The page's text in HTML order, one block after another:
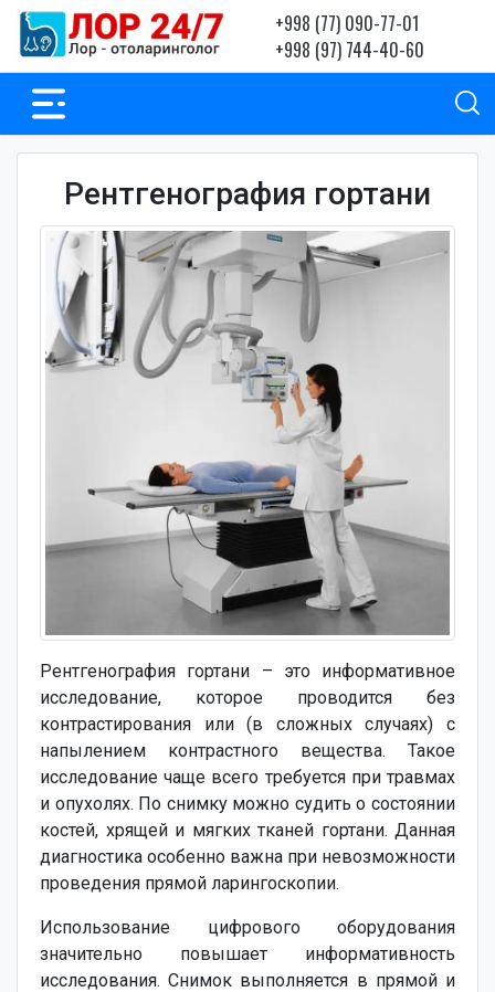
+998 (77) 090-77-01
+998 (97) 744-40-60
Рентгенография гортани
Рентгенография гортани – это информативное
исследование, которое проводится без
контрастирования или (в сложных случаях) с
напылением контрастного вещества. Такое
исследование чаще всего требуется при травмах
и опухолях. По снимку можно судить о состоянии
костей, хрящей и мягких тканей гортани. Данная
диагностика особенно важна при невозможности
проведения прямой ларингоскопии.
Использование цифрового оборудования
значительно повышает информативность
исследования. Снимок выполняется в прямой и